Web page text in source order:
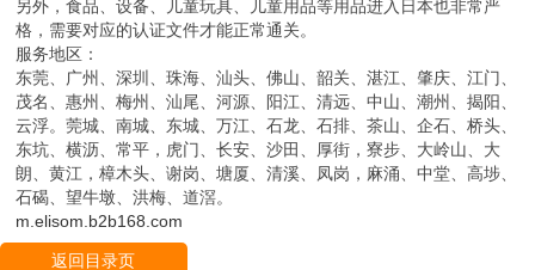
另外，食品、设备、儿童玩具、儿童用品等用品进入日本也非常严
格，需要对应的认证文件才能正常通关。
服务地区：
东莞、广州、深圳、珠海、汕头、佛山、韶关、湛江、肇庆、江门、
茂名、惠州、梅州、汕尾、河源、阳江、清远、中山、潮州、揭阳、
云浮。莞城、南城、东城、万江、石龙、石排、茶山、企石、桥头、
东坑、横沥、常平，虎门、长安、沙田、厚街，寮步、大岭山、大
朗、黄江，樟木头、谢岗、塘厦、清溪、凤岗，麻涌、中堂、高埗、
石碣、望牛墩、洪梅、道滘。